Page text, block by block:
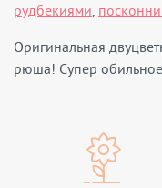
рудбекиями,
Оригинальная
рюша! Супер